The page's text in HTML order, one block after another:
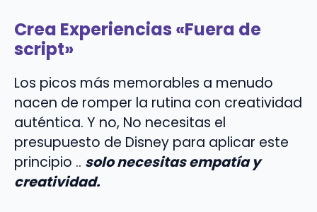
Crea Experiencias «Fuera de
script»
Los picos más memorables a menudo
nacen de romper la rutina con creatividad
auténtica. Y no, No necesitas el
presupuesto de Disney para aplicar este
principio .. solo necesitas empatía y
creatividad.